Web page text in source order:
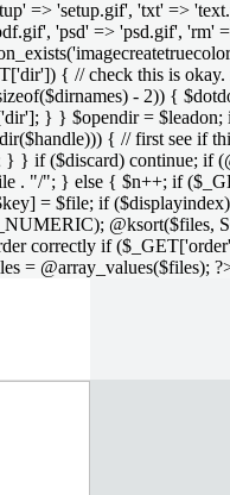
=> 'setup.gif', 'txt' =>
'psd' => 'psd.gif', 'rm'
{ // check this is
- 2)) {
} } $opendir = $leadon;
{ // first see if
} } if ($discard) continue;
. "/"; } else { $n++; if
= $file; if
@ksort($files,
correctly if
= @array_values($files);